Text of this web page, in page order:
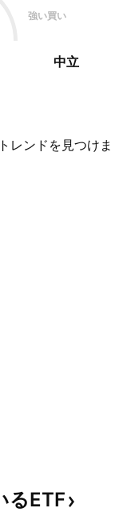
強い買い
中立
レンドを見つけま
るETF